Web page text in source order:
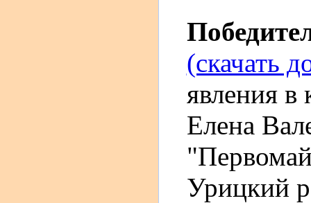
(скачать
явления в
Елена
Урицкий